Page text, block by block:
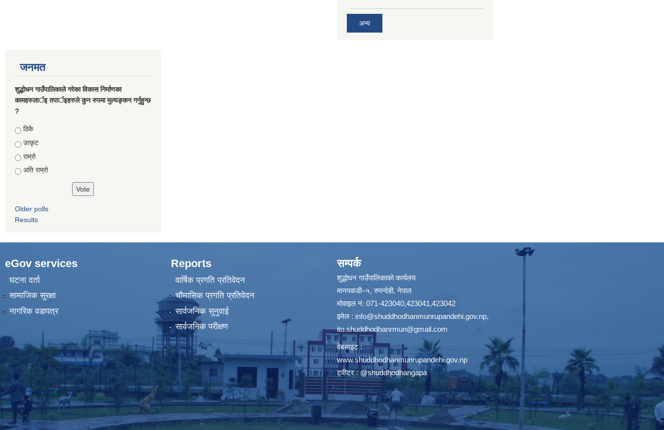
अन्य
जनमत
शुद्धोधन गाउँपालिकाले गरेका विकास निर्माणका
कामहरुलार्इ तपार्इहरुले कुन रुपमा मुल्यङ्कन गर्नुहुन्छ
?
Choices
ठिकै
उत्कृट
राम्रो
अति राम्रो
Older polls
Results
eGov services
घटना दर्ता
सामाजिक सुरक्षा
नागरिक वडापत्र
Reports
वार्षिक प्रगति प्रतिवेदन
चौमासिक प्रगति प्रतिवेदन
सार्वजनिक सुनुवाई
सार्वजनिक परीक्षण
सम्पर्क
शुद्धोधन गाउँपालिकाको कार्यलय
मानपकडी–५, रुपन्देही, नेपाल
मोवाइल नं: 071-423040,423041,423042
इमेल : info@shuddhodhanmunrupandehi.gov.np,
ito.shuddhodhanrmun@gmail.com
वेबसाइट :
www.shuddhodhanmunrupandehi.gov.np
ट्वीटर : @shuddhodhangapa